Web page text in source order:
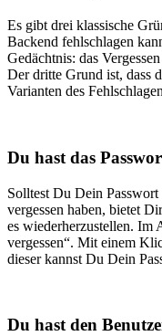
Es gibt drei klassische
Backend fehlschlagen
Gedächtnis: das
Der dritte Grund ist, dass
Varianten des
Du hast das
Solltest Du Dein
vergessen haben, bietet
es wiederherzustellen. Im
vergessen“. Mit einem
dieser kannst Du Dein
Du hast den